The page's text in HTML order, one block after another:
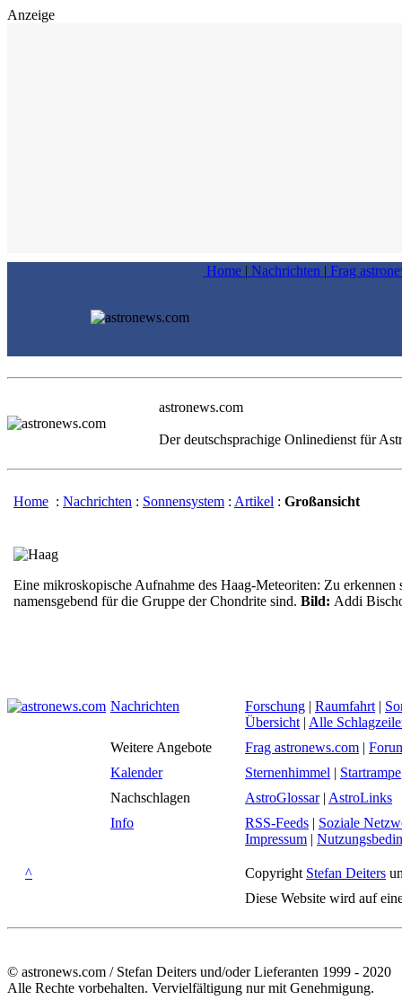
Anzeige
Home | Nachrichten | Frag
astronews.com
Der deutschsprachige Onlinedienst für
Home : Nachrichten : Sonnensystem : Artikel : Großansicht
Eine mikroskopische Aufnahme des Haag-Meteoriten: Zu
namensgebend für die Gruppe der Chondrite sind. Bild: Addi
Nachrichten Forschung | Raumfahrt |
Übersicht | Alle
Weitere Angebote
Frag astronews.com |
Kalender
Sternenhimmel | Startrampe
Nachschlagen
AstroGlossar| AstroLinks
Info
RSS-Feeds | Soziale
Impressum |
^ Copyright Stefan Deiters
Diese Website wird auf
© astronews.com / Stefan Deiters und/oder Lieferanten 1999 - 2020
Alle Rechte vorbehalten. Vervielfältigung nur mit Genehmigung.